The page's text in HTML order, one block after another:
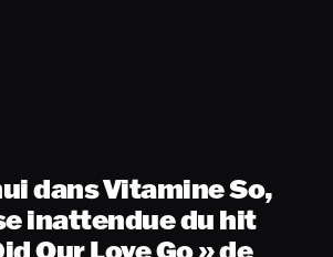
dans Vitamine So,
inattendue du hit
Our Love Go » de